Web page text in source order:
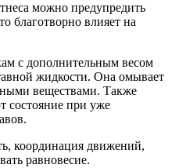
можно предупредить
благотворно влияет на
с дополнительным весом
жидкости. Она омывает
веществами. Также
состояние при уже
координация движений,
равновесие.